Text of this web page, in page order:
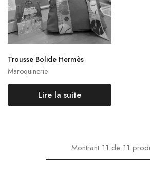
Maroquinerie
Trousse Bolide Hermès
Lire la suite
Montrant11 de 11